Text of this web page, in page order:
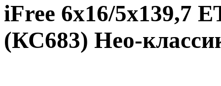
iFree 6x16/5x139,7
(КС683) Нео-